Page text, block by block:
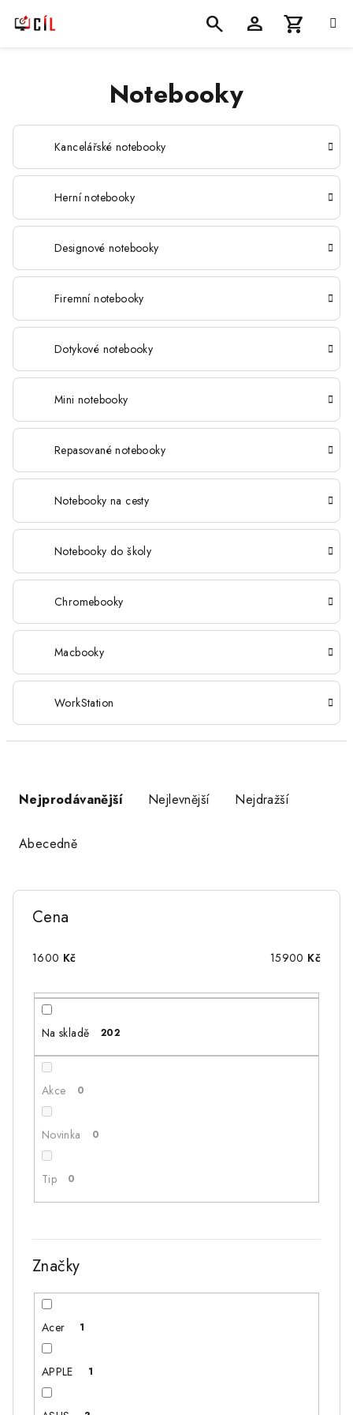
Notebooky
Kancelářské notebooky
Herní notebooky
Designové notebooky
Firemní notebooky
Dotykové notebooky
Mini notebooky
Repasované notebooky
Notebooky na cesty
Notebooky do školy
Chromebooky
Macbooky
WorkStation
Nejprodávanější Nejlevnější Nejdražší
Abecedně
Cena
1600 Kč 15900 Kč
Na skladě 202
Akce 0
Novinka 0
Tip 0
Značky
Acer 1
APPLE 1